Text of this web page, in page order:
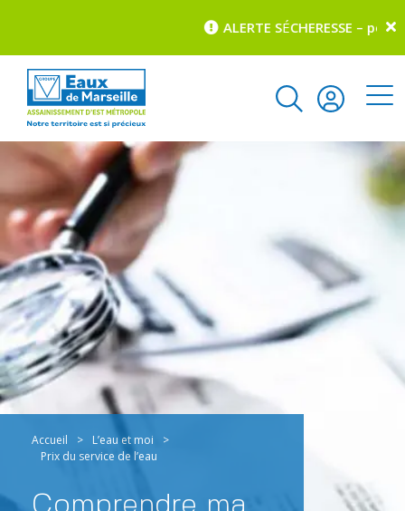
ALERTE SÉCHERESSE –
Accueil > L’eau et moi
>
Prix du service de l’eau
Comprendre ma